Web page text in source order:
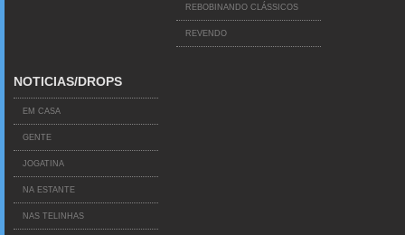
REBOBINANDO CLÁSSICOS
REVENDO
NOTICIAS/DROPS
EM CASA
GENTE
JOGATINA
NA ESTANTE
NAS TELINHAS